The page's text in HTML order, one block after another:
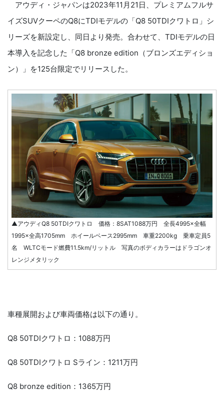
アウディ・ジャパンは2023年11月21日、プレミアムフルサ
イズSUVクーペのQ8にTDIモデルの「Q8 50TDIクワトロ」シ
リーズを新設定し、同日より発売。合わせて、TDIモデルの日
本導入を記念した「Q8 bronze edition（ブロンズエディショ
ン）」を125台限定でリリースした。
▲アウディQ8 50TDIクワトロ 価格：8SAT1088万円 全長4995×全幅
1995×全高1705mm ホイールベース2995mm 車重2200kg 乗車定員5
名 WLTCモード燃費11.5km/リットル 写真のボディカラーはドラゴンオ
レンジメタリック
車種展開および車両価格は以下の通り。
Q8 50TDIクワトロ：1088万円
Q8 50TDIクワトロ Sライン：1211万円
Q8 bronze edition：1365万円